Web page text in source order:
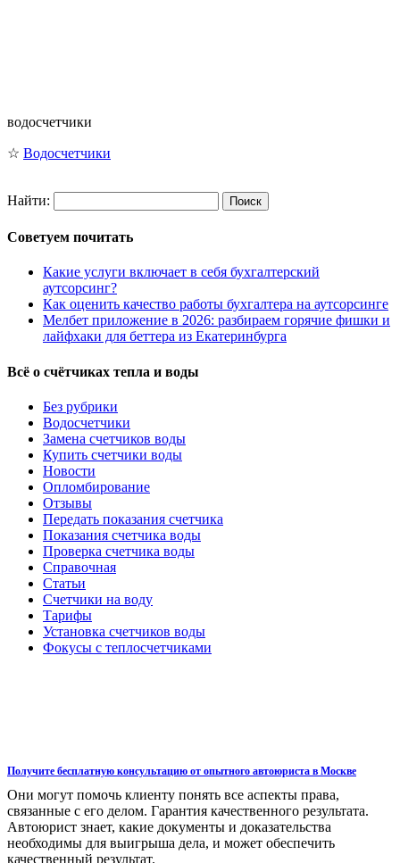
водосчетчики
☆ Водосчетчики
Найти:
Советуем почитать
Какие услуги включает в себя бухгалтерский
аутсорсинг?
Как оценить качество работы бухгалтера на аутсорсинге
Мелбет приложение в 2026: разбираем горячие фишки и
лайфхаки для беттера из Екатеринбурга
Всё о счётчиках тепла и воды
Без рубрики
Водосчетчики
Замена счетчиков воды
Купить счетчики воды
Новости
Опломбирование
Отзывы
Передать показания счетчика
Показания счетчика воды
Проверка счетчика воды
Справочная
Статьи
Счетчики на воду
Тарифы
Установка счетчиков воды
Фокусы с теплосчетчиками
Получите бесплатную консультацию от опытного автоюриста в Москве
Они могут помочь клиенту понять все аспекты права,
связанные с его делом. Гарантия качественного результата.
Автоюрист знает, какие документы и доказательства
необходимы для выигрыша дела, и может обеспечить
качественный результат.